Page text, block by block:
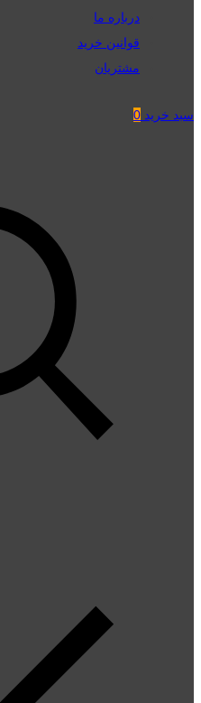
درباره ما
قوانین خرید
مشتریان
سبد خرید 0